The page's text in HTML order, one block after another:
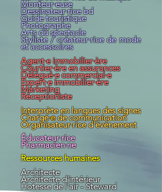
Monteur·euse
Dessinateur·rice bd
Guide touristique
Photographe
Arts du spectacle
Styliste / créateur·rice de mode
et accessoires
Agent·e immobilier·ère
Courtier·ère en assurances
Délégué·e commercial·e
Expert·e immobilier·ère
​Marketing
Réceptioniste
Interprète en langues des signes
Chargé·ede communication
Organisateur·rice d'événement
Éducateur·rice
Pharmacien·ne
Ressources humaines
Architecte
Architecte d'intérieur
Hotesse de l'air - Steward